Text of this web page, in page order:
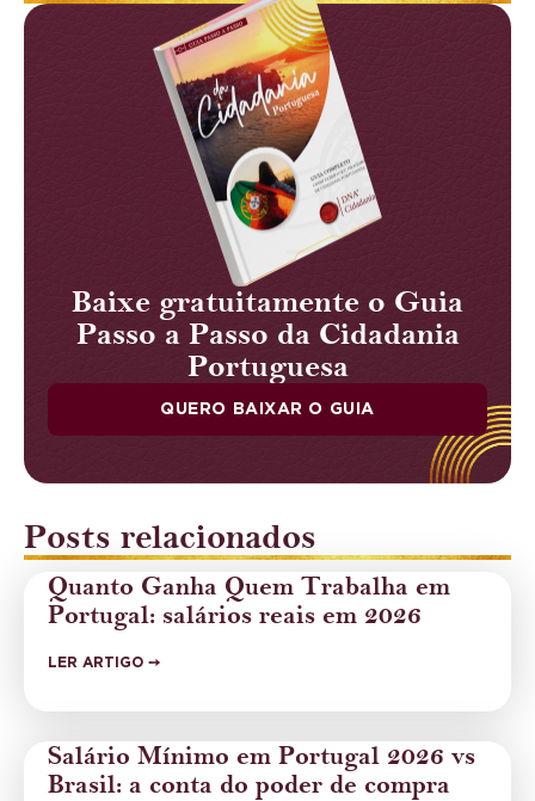
Baixe gratuitamente o Guia
Passo a Passo da Cidadania
Portuguesa
QUERO BAIXAR O GUIA
Posts relacionados
Quanto Ganha Quem Trabalha em
Portugal: salários reais em 2026
LER ARTIGO ➙
Salário Mínimo em Portugal 2026 vs
Brasil: a conta do poder de compra